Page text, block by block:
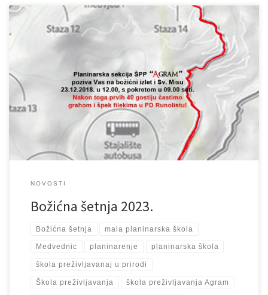
Uz puno dobre volje i sa smješkom na licu nastavljamo sa već
tradicionalnom šetnjom Sljemenom povodom božićnih blagdana.
Božićna šetnja će se ove godine održati u subotu 23.12.2023. s
početkom u 09.00 sati. Kako svake godine tako i ove planiramo
organiziranu, besplatnu Božićnu šetnju na Medvednici, od tunela
Gračansko Dolje […]
NOVOSTI
Božićna šetnja 2023.
Božićna šetnja mala planinarska škola
Medvednic planinarenje planinarska škola
škola preživljavanaj u prirodi
Škola preživljavanja škola preživljavanja Agram